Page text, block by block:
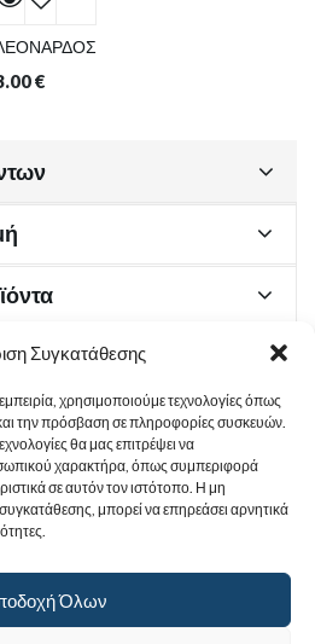
Συγκατάθεσης
χρησιμοποιούμε τεχνολογίες όπως
την πρόσβαση σε πληροφορίες συσκευών.
θα μας επιτρέψει να
χαρακτήρα, όπως συμπεριφορά
σε αυτόν τον ιστότοπο. Η μη
μπορεί να επηρεάσει αρνητικά
Όλων
€